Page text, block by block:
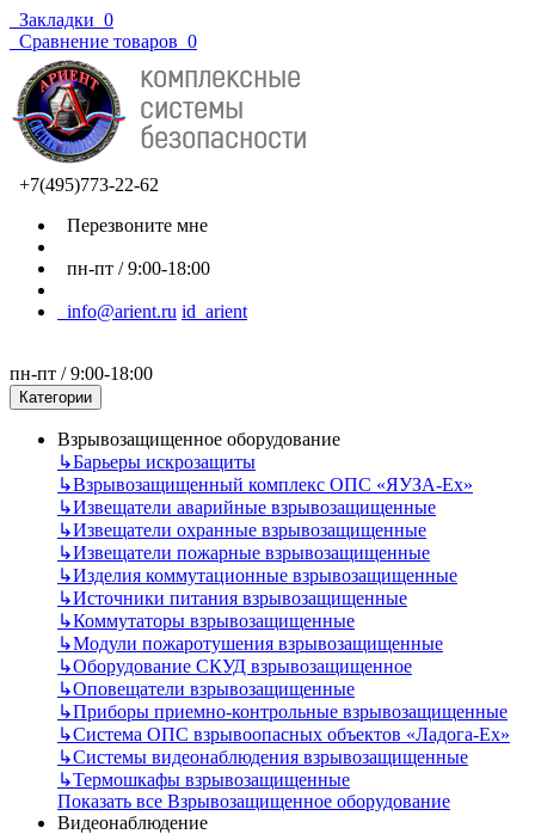
Закладки 0
Сравнение товаров 0
+7(495)773-22-62
Перезвоните мне
пн-пт / 9:00-18:00
info@arient.ru id_arient
пн-пт / 9:00-18:00
Категории
Взрывозащищенное оборудование
↳Барьеры искрозащиты
↳Взрывозащищенный комплекс ОПС «ЯУЗА-Ех»
↳Извещатели аварийные взрывозащищенные
↳Извещатели охранные взрывозащищенные
↳Извещатели пожарные взрывозащищенные
↳Изделия коммутационные взрывозащищенные
↳Источники питания взрывозащищенные
↳Коммутаторы взрывозащищенные
↳Модули пожаротушения взрывозащищенные
↳Оборудование СКУД взрывозащищенное
↳Оповещатели взрывозащищенные
↳Приборы приемно-контрольные взрывозащищенные
↳Система ОПС взрывоопасных объектов «Ладога-Ex»
↳Системы видеонаблюдения взрывозащищенные
↳Термошкафы взрывозащищенные
Показать все Взрывозащищенное оборудование
Видеонаблюдение